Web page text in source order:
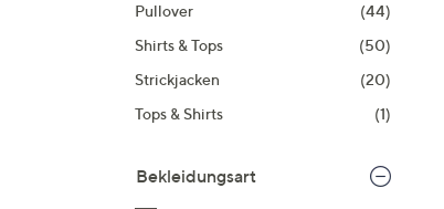
Pullover
(44)
Shirts & Tops
(50)
Strickjacken
(20)
Tops & Shirts
(1)
Bekleidungsart